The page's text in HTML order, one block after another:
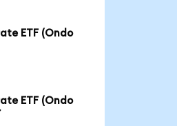
ETF (Ondo
ETF (Ondo